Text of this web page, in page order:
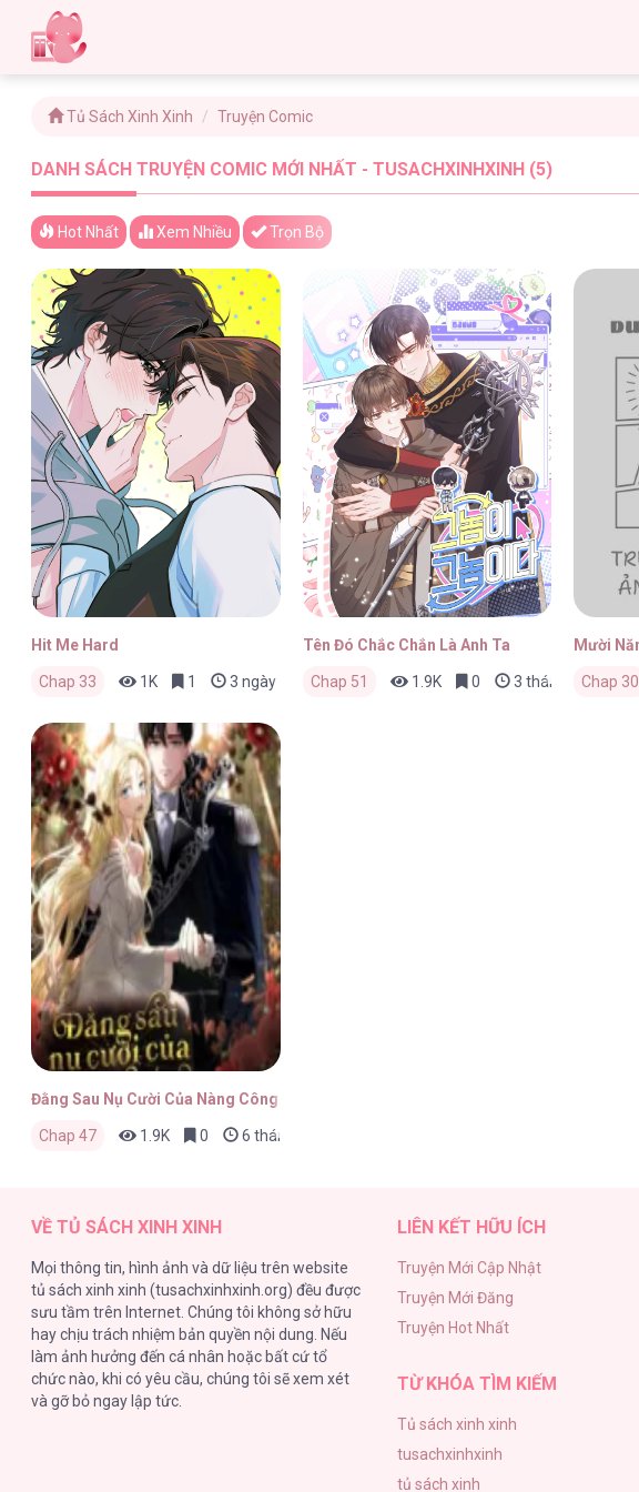
Tủ Sách Xinh Xinh Truyện Comic
DANH SÁCH TRUYỆN COMIC MỚI NHẤT - TUSACHXINHXINH (5)
Hot Nhất Xem Nhiều Trọn Bộ
Hit Me Hard
Chap 33 1K 1 3 ngày trước
Tên Đó Chắc Chắn Là Anh Ta
Chap 51 1.9K 0 3 tháng trước
Mười
Chap 30
Đằng Sau Nụ Cười Của Nàng Công Chúa
Chap 47 1.9K 0 6 tháng trước
VỀ TỦ SÁCH XINH XINH
Mọi thông tin, hình ảnh và dữ liệu trên website
tủ sách xinh xinh (tusachxinhxinh.org) đều được
sưu tầm trên Internet. Chúng tôi không sở hữu
hay chịu trách nhiệm bản quyền nội dung. Nếu
làm ảnh hưởng đến cá nhân hoặc bất cứ tổ
chức nào, khi có yêu cầu, chúng tôi sẽ xem xét
và gỡ bỏ ngay lập tức.
LIÊN KẾT HỮU ÍCH
Truyện Mới Cập Nhật
Truyện Mới Đăng
Truyện Hot Nhất
TỪ KHÓA TÌM KIẾM
Tủ sách xinh xinh
tusachxinhxinh
tủ sách xinh